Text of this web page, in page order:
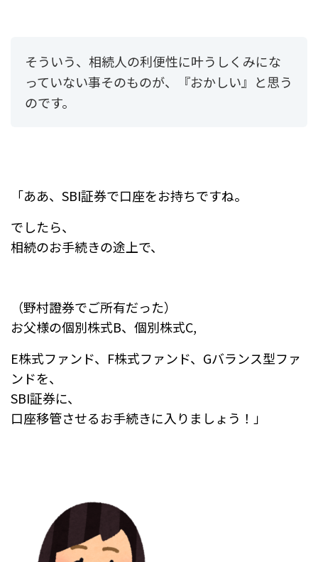
そういう、 相続人の利便性に叶うしくみにな
っていない事そのものが、
『おかしい』と思う
のです。
「ああ、SBI証券で口座をお持ちですね。
でしたら、
相続のお手続きの途上で、
（野村證券でご所有だった）
お父様の個別株式B、個別株式C,
E株式ファンド、F株式ファンド、Gバランス型ファ
ンドを、
SBI証券に、
口座移管させるお手続きに入りましょう！」